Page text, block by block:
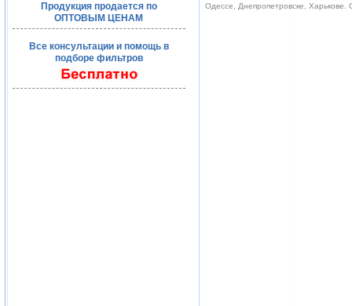
Продукция продается по
ОПТОВЫМ ЦЕНАМ
Все консультации и помощь в
подборе фильтров
Одессе, Днепропетровске,